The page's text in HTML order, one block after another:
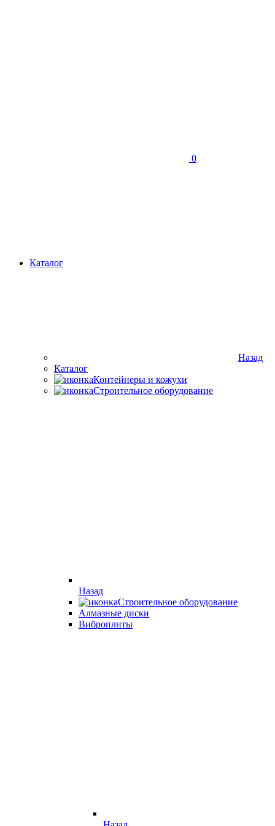
0
Каталог
Назад
Каталог
Контейнеры и кожухи
Строительное оборудование
Назад
Строительное оборудование
Алмазные диски
Виброплиты